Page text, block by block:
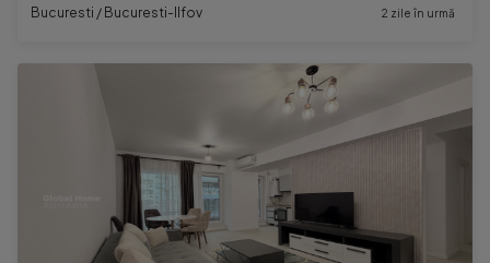
Bucuresti / Bucuresti-Ilfov 2 zile în urmă